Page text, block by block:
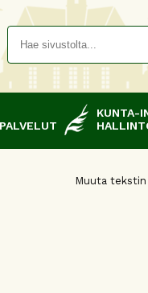
KUNTA-
Muuta tekstin